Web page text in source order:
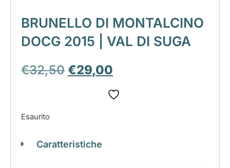
BRUNELLO DI MONTALCINO
DOCG 2015 | VAL DI SUGA
€32,50 €29,00
Esaurito
Caratteristiche